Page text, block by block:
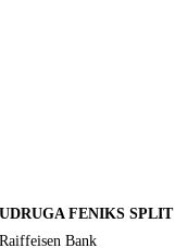
UDRUGA FENIKS SPLIT
Raiffeisen Bank